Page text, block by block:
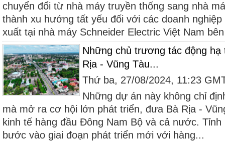
chuyển đổi từ nhà máy truyền thống sang nhà
thành xu hướng tất yếu đối với các doanh
xuất tại nhà máy Schneider Electric Việt Nam
Những chủ trương tác động hạ
Rịa - Vũng Tàu...
Thứ ba, 27/08/2024, 11:23
Những dự án này không chỉ
mà mở ra cơ hội lớn phát triển, đưa Bà Rịa -
kinh tế hàng đầu Đông Nam Bộ và cả nước.
bước vào giai đoạn phát triển mới với hàng...